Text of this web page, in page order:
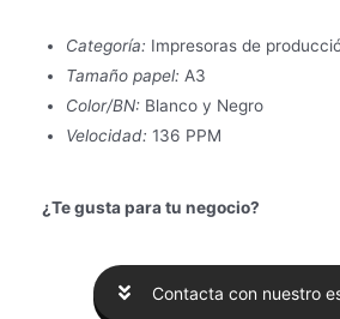
Categoría: Impresoras de
Tamaño papel: A3
Color/BN: Blanco y Negro
Velocidad: 136 PPM
¿Te gusta para tu negocio?
Contacta con nuestro